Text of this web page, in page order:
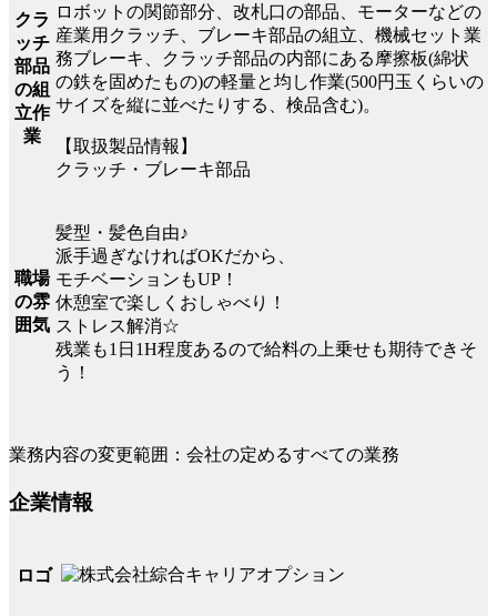
クラ
ッチ
部品
の組
立作
業
ロボットの関節部分、改札口の部品、モーターなどの
産業用クラッチ、ブレーキ部品の組立、機械セット業
務ブレーキ、クラッチ部品の内部にある摩擦板(綿状
の鉄を固めたもの)の軽量と均し作業(500円玉くらいの
サイズを縦に並べたりする、検品含む)。
【取扱製品情報】
クラッチ・ブレーキ部品
職場
の雰
囲気
髪型・髪色自由♪
派手過ぎなければOKだから、
モチベーションもUP！
休憩室で楽しくおしゃべり！
ストレス解消☆
残業も1日1H程度あるので給料の上乗せも期待できそ
う！
業務内容の変更範囲：会社の定めるすべての業務
企業情報
ロゴ